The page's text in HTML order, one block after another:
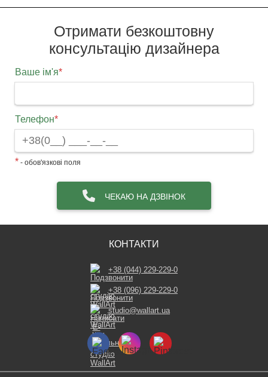
Отримати безкоштовну
консультацію дизайнера
Ваше ім'я*
Телефон*
* - обов'язкові поля
ЧЕКАЮ НА ДЗВІНОК
КОНТАКТИ
+38 (044) 229-229-0
+38 (096) 229-229-0
studio@wallart.ua